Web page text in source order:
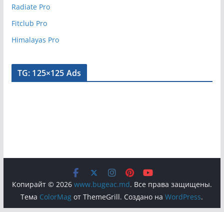
Radiate Pro
Fitclub Pro
Himalayas Pro
TG: 125×125 Ads
Копирайт © 2026 www.bugeac.md. Все права защищены.
Тема ColorMag от ThemeGrill. Создано наWordPress.